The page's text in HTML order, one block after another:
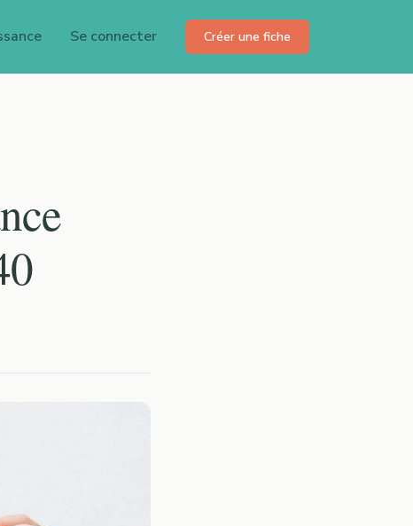
Se connecter Créer une fiche